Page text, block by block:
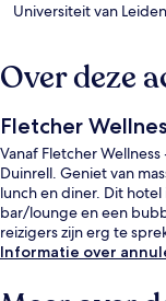
Universiteit van Leiden
Over deze
Fletcher
Vanaf Fletcher
Duinrell. Geniet van
lunch en diner. Dit
bar/lounge en een
reizigers zijn erg te
Informatie over